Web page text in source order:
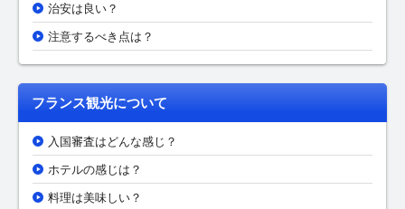
治安は良い？
注意するべき点は？
フランス観光について
入国審査はどんな感じ？
ホテルの感じは？
料理は美味しい？